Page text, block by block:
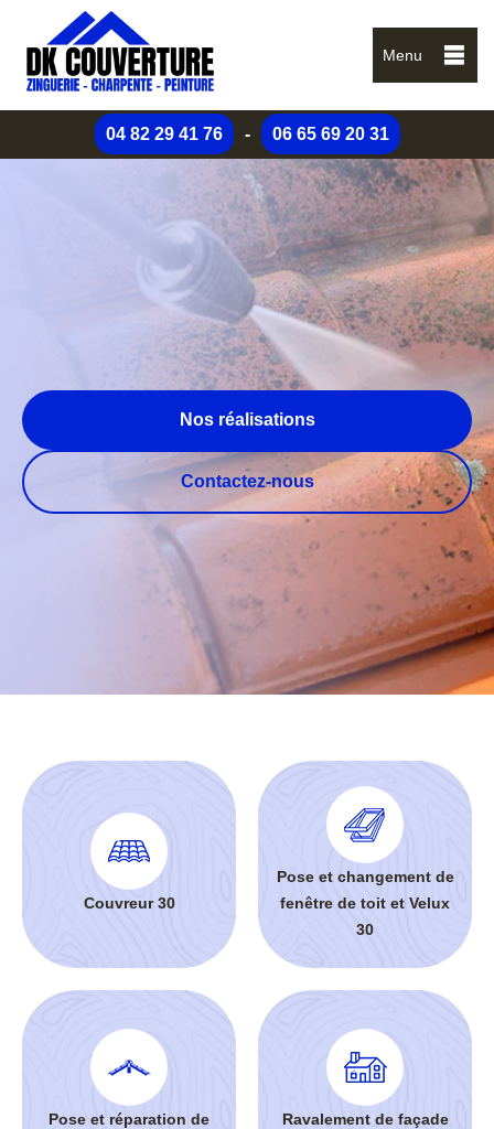
Menu
04 82 29 41 76 - 06 65 69 20 31
Nos réalisations
Contactez-nous
Couvreur 30
Pose et changement de
fenêtre de toit et Velux
30
Pose et réparation de
Ravalement de façade